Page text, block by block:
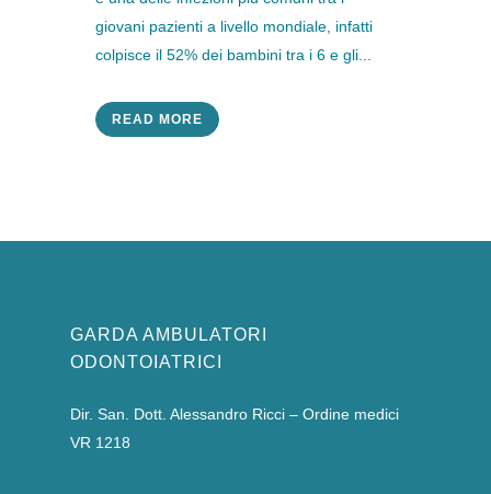
giovani pazienti a livello mondiale, infatti
colpisce il 52% dei bambini tra i 6 e gli...
READ MORE
GARDA AMBULATORI
ODONTOIATRICI
Dir. San. Dott. Alessandro Ricci – Ordine medici
VR 1218